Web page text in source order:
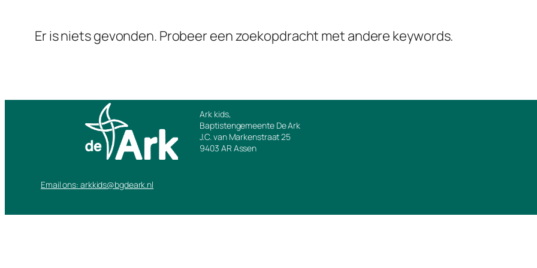
Er is niets gevonden. Probeer een zoekopdracht met andere keywords.
Ark kids,
Baptistengemeente De Ark
J.C. van Markenstraat 25
9403 AR Assen
Email ons: arkkids@bgdeark.nl